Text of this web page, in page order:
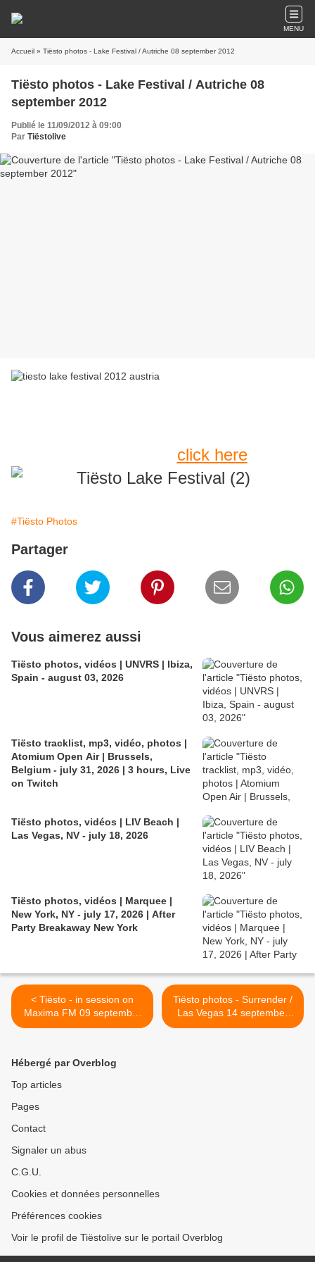
MENU
Accueil » Tiësto photos - Lake Festival / Autriche 08 september 2012
Tiësto photos - Lake Festival / Autriche 08
september 2012
Publié le 11/09/2012 à 09:00
Par Tiëstolive
click here
#Tiësto Photos
Partager
Vous aimerez aussi
Tiësto photos, vidéos | UNVRS | Ibiza,
Spain - august 03, 2026
Tiësto tracklist, mp3, vidéo, photos |
Atomium Open Air | Brussels,
Belgium - july 31, 2026 | 3 hours, Live
on Twitch
Tiësto photos, vidéos | LIV Beach |
Las Vegas, NV - july 18, 2026
Tiësto photos, vidéos | Marquee |
New York, NY - july 17, 2026 | After
Party Breakaway New York
< Tiësto - in session on
Maxima FM 09 september
2012, listen and upload
Tiësto photos - Surrender /
Las Vegas 14 september
2012 >
Hébergé par Overblog
Top articles
Pages
Contact
Signaler un abus
C.G.U.
Cookies et données personnelles
Préférences cookies
Voir le profil de Tiëstolive sur le portail Overblog